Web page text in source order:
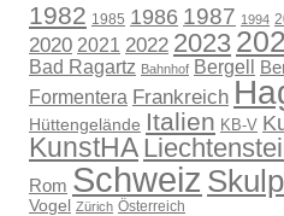
1982 1985 1986 1987 1994
2020 2021 2022 2023
Bad Ragartz Bahnhof Bergell
Formentera Frankreich
Hüttengelände Italien KB-V
KunstHA
Rom Schweiz
Vogel
Zürich Österreich